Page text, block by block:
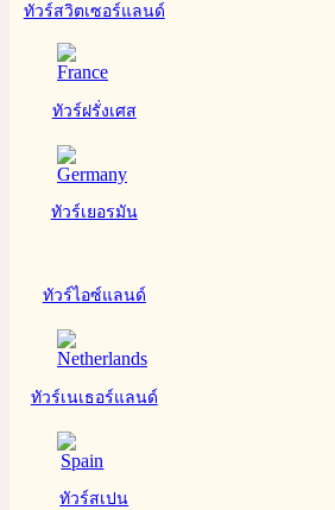
ทัวร์สวิตเซอร์แลนด์
ทัวร์ฝรั่งเศส
ทัวร์เยอรมัน
ทัวร์ไอซ์แลนด์
ทัวร์เนเธอร์แลนด์
ทัวร์สเปน